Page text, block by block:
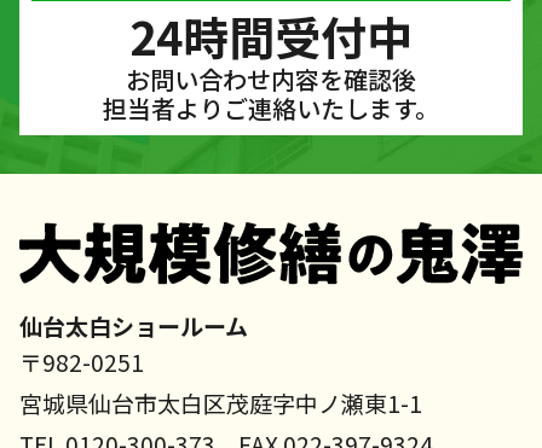
24時間受付中
お問い合わせ内容を確認後
担当者よりご連絡いたします。
仙台太白ショールーム
〒982-0251
宮城県仙台市太白区茂庭字中ノ瀬東1-1